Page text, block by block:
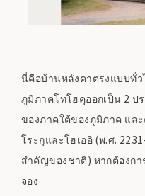
นี่คือบ้านหลังคาตรงแบบทั่
ภูมิภาคโทโฮคุออกเป็น 2 ป
ของภาคใต้ของภูมิภาค แล
โระกุและโฮเออิ (พ.ศ.
สำคัญของชาติ) หากต้องกา
จอง